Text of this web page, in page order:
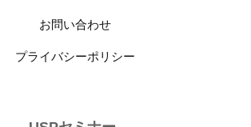
お問い合わせ
プライバシーポリシー